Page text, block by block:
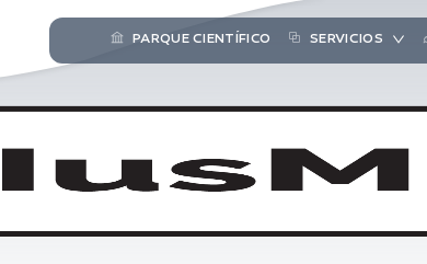
PARQUE CIENTÍFICO SERVICIOS